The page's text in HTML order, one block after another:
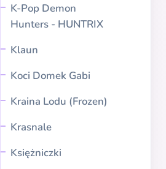
K-Pop Demon
Hunters - HUNTRIX
Klaun
Koci Domek Gabi
Kraina Lodu (Frozen)
Krasnale
Księżniczki